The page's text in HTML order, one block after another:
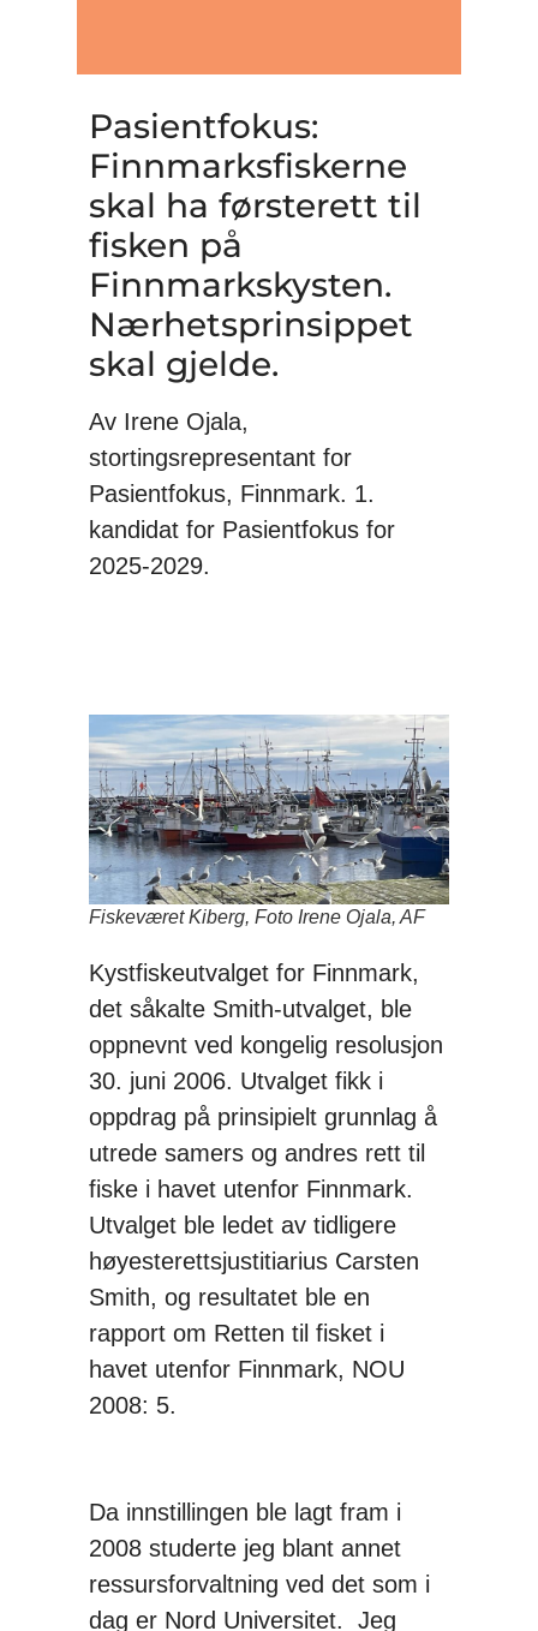
Pasientfokus:
Finnmarksfiskerne
skal ha førsterett til
fisken på
Finnmarkskysten.
Nærhetsprinsippet
skal gjelde.
Av Irene Ojala,
stortingsrepresentant for
Pasientfokus, Finnmark. 1.
kandidat for Pasientfokus for
2025-2029.
Fiskeværet Kiberg, Foto Irene Ojala, AF
Kystfiskeutvalget for Finnmark,
det såkalte Smith-utvalget, ble
oppnevnt ved kongelig resolusjon
30. juni 2006. Utvalget fikk i
oppdrag på prinsipielt grunnlag å
utrede samers og andres rett til
fiske i havet utenfor Finnmark.
Utvalget ble ledet av tidligere
høyesterettsjustitiarius Carsten
Smith, og resultatet ble en
rapport om Retten til fisket i
havet utenfor Finnmark, NOU
2008: 5.
Da innstillingen ble lagt fram i
2008 studerte jeg blant annet
ressursforvaltning ved det som i
dag er Nord Universitet. Jeg